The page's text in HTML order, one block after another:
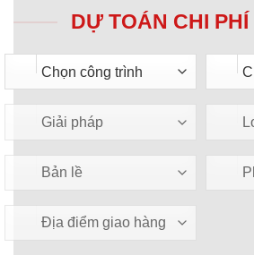
DỰ TOÁN CHI PHÍ